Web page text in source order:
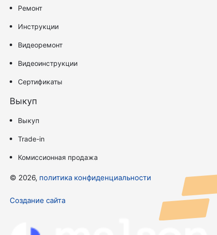
Ремонт
Инструкции
Видеоремонт
Видеоинструкции
Сертификаты
Выкуп
Выкуп
Trade-in
Комиссионная продажа
© 2026, политика конфиденциальности
Создание сайта